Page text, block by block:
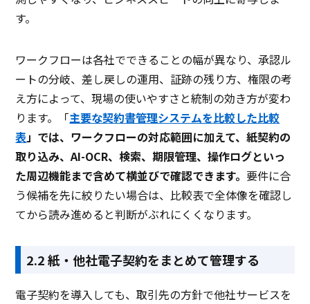
す。
ワークフローは各社でできることの幅が異なり、承認ル
ートの分岐、差し戻しの運用、証跡の残り方、権限の考
え方によって、現場の使いやすさと統制の効き方が変わ
ります。「主要な契約書管理システムを比較した比較
表」では、ワークフローの対応範囲に加えて、紙契約の
取り込み、AI-OCR、検索、期限管理、操作ログといっ
た周辺機能まで含めて横並びで確認できます。 要件に合
う候補を先に絞りたい場合は、比較表で全体像を確認し
てから読み進めると判断がぶれにくくなります。
2.2 紙・他社電子契約をまとめて管理する
電子契約を導入しても、取引先の方針で他社サービスを